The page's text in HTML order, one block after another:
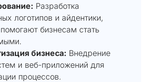
Разработка
логотипов и айдентики,
бизнесам стать
бизнеса: Внедрение
и веб-приложений для
процессов.